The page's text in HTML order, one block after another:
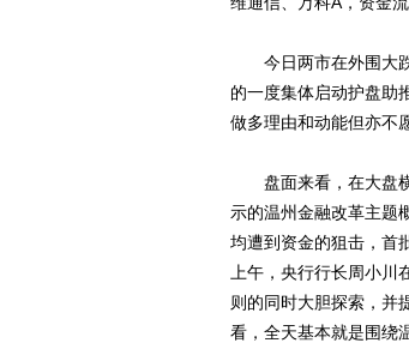
今日两市在外围大跌
的一度集体启动护盘助
做多理由和动能但亦不
盘面来看，在大盘横
示的温州金融改革主题
均遭到资金的狙击，首
上午，央行行长周小
则的同时大胆探索，并
看，全天基本就是围绕